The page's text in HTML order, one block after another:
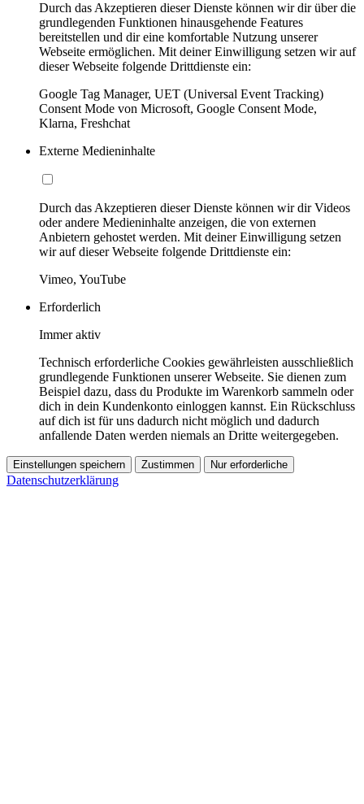
Durch das Akzeptieren dieser Dienste können wir dir über die
grundlegenden Funktionen hinausgehende Features
bereitstellen und dir eine komfortable Nutzung unserer
Webseite ermöglichen. Mit deiner Einwilligung setzen wir auf
dieser Webseite folgende Drittdienste ein:
Google Tag Manager, UET (Universal Event Tracking)
Consent Mode von Microsoft, Google Consent Mode,
Klarna, Freshchat
Externe Medieninhalte
Durch das Akzeptieren dieser Dienste können wir dir Videos
oder andere Medieninhalte anzeigen, die von externen
Anbietern gehostet werden. Mit deiner Einwilligung setzen
wir auf dieser Webseite folgende Drittdienste ein:
Vimeo, YouTube
Erforderlich
Immer aktiv
Technisch erforderliche Cookies gewährleisten ausschließlich
grundlegende Funktionen unserer Webseite. Sie dienen zum
Beispiel dazu, dass du Produkte im Warenkorb sammeln oder
dich in dein Kundenkonto einloggen kannst. Ein Rückschluss
auf dich ist für uns dadurch nicht möglich und dadurch
anfallende Daten werden niemals an Dritte weitergegeben.
Einstellungen speichern Zustimmen Nur erforderliche
Datenschutzerklärung